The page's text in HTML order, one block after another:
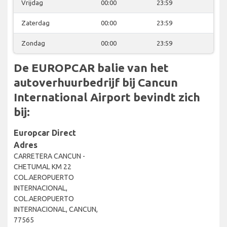
Vrijdag 00:00 23:59
Zaterdag 00:00 23:59
Zondag 00:00 23:59
De EUROPCAR balie van het
autoverhuurbedrijf bij Cancun
International Airport bevindt zich
bij:
Europcar Direct
Adres
CARRETERA CANCUN -
CHETUMAL KM 22
COL.AEROPUERTO
INTERNACIONAL,
COL.AEROPUERTO
INTERNACIONAL, CANCUN,
77565